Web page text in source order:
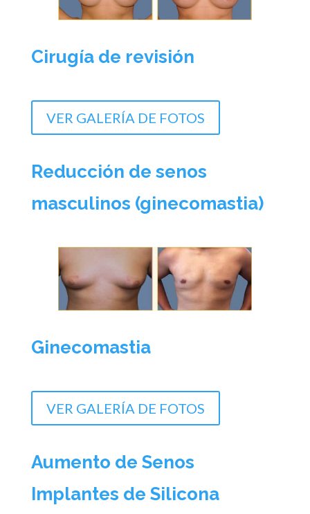
Cirugía de revisión
VER GALERÍA DE FOTOS
Reducción de senos
masculinos (ginecomastia)
Ginecomastia
VER GALERÍA DE FOTOS
Aumento de Senos
Implantes de Silicona